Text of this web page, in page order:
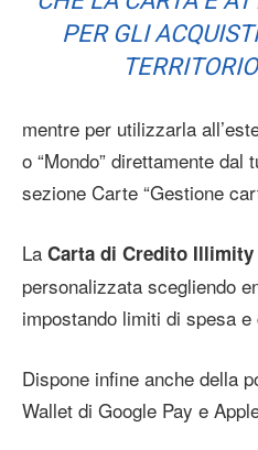
PER GLI
mentre per utilizzarla
o “Mondo” direttamente dal
sezione Carte “Gestione
La Carta di Credito Illimity
personalizzata scegliendo
impostando limiti di spesa
Dispone infine anche della
Wallet di Google Pay e